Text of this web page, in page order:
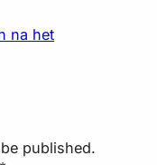
na het
published.